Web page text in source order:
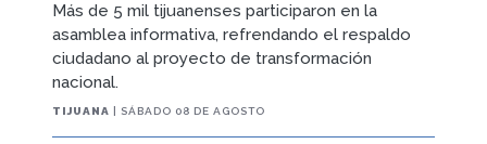
Más de 5 mil tijuanenses participaron en la
asamblea informativa, refrendando el respaldo
ciudadano al proyecto de transformación
nacional.
TIJUANA | SÁBADO 08 DE AGOSTO